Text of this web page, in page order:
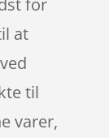
at
til
varer,